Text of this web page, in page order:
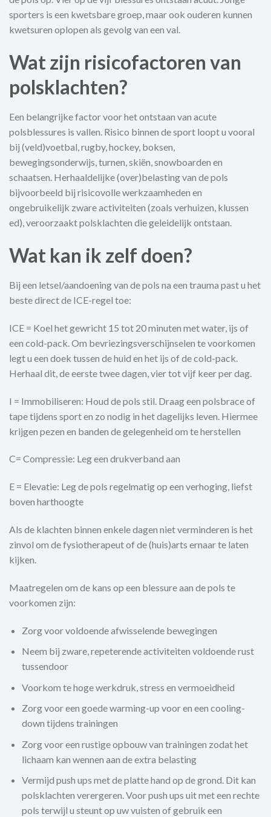
sporters is een kwetsbare groep, maar ook ouderen kunnen
kwetsuren oplopen als gevolg van een val.
Wat zijn risicofactoren van
polsklachten?
Een belangrijke factor voor het ontstaan van acute
polsblessures is vallen. Risico binnen de sport loopt u vooral
bij (veld)voetbal, rugby, hockey, boksen,
bewegingsonderwijs, turnen, skiën, snowboarden en
schaatsen. Herhaaldelijke (over)belasting van de pols
bijvoorbeeld bij risicovolle werkzaamheden en
ongebruikelijk zware activiteiten (zoals verhuizen, klussen
ed), veroorzaakt polsklachten die geleidelijk ontstaan.
Wat kan ik zelf doen?
Bij een letsel/aandoening van de pols na een trauma past u het
beste direct de ICE-regel toe:
ICE = Koel het gewricht 15 tot 20 minuten met water, ijs of
een cold-pack. Om bevriezingsverschijnselen te voorkomen
legt u een doek tussen de huid en het ijs of de cold-pack.
Herhaal dit, de eerste twee dagen, vier tot vijf keer per dag.
I = Immobiliseren: Houd de pols stil. Draag een polsbrace of
tape tijdens sport en zo nodig in het dagelijks leven. Hiermee
krijgen pezen en banden de gelegenheid om te herstellen
C= Compressie: Leg een drukverband aan
E = Elevatie: Leg de pols regelmatig op een verhoging, liefst
boven harthoogte
Als de klachten binnen enkele dagen niet verminderen is het
zinvol om de fysiotherapeut of de (huis)arts ernaar te laten
kijken.
Maatregelen om de kans op een blessure aan de pols te
voorkomen zijn:
Zorg voor voldoende afwisselende bewegingen
Neem bij zware, repeterende activiteiten voldoende rust
tussendoor
Voorkom te hoge werkdruk, stress en vermoeidheid
Zorg voor een goede warming-up voor en een cooling-
down tijdens trainingen
Zorg voor een rustige opbouw van trainingen zodat het
lichaam kan wennen aan de extra belasting
Vermijd push ups met de platte hand op de grond. Dit kan
polsklachten verergeren. Voor push ups uit met een rechte
pols terwijl u steunt op uw vuisten of gebruik een